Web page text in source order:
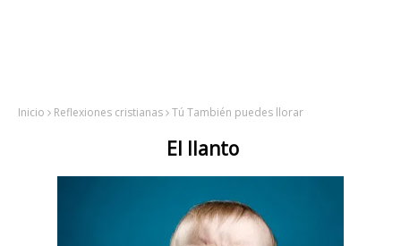
Inicio Reflexiones cristianas Tú También puedes llorar
El llanto